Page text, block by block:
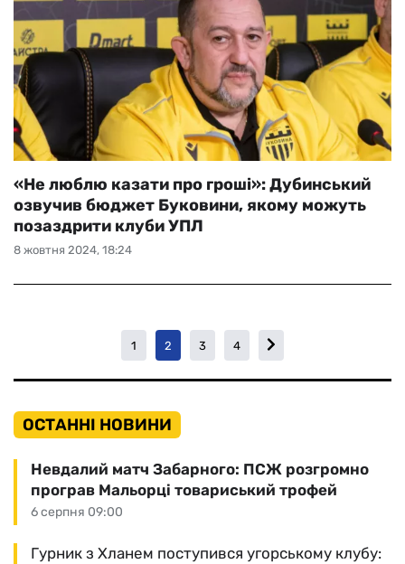
8 жовтня 2024, 18:24
«Не люблю казати про гроші»: Дубинський
озвучив бюджет Буковини, якому можуть
позаздрити клуби УПЛ
1 2 3 4
ОСТАННІ НОВИНИ
6 серпня 09:00
Невдалий матч Забарного: ПСЖ розгромно
програв Мальорці товариський трофей
Гурник з Хланем поступився угорському клубу: